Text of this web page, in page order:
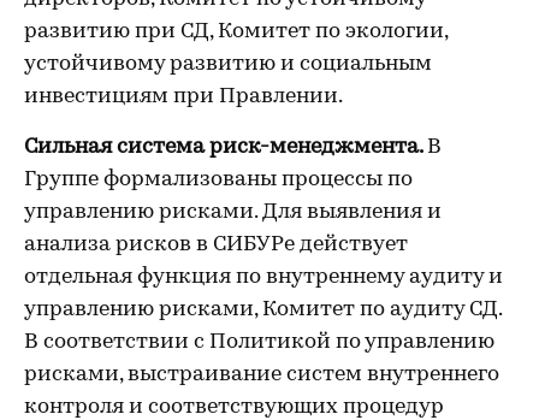
развитию при СД, Комитет по экологии,
устойчивому развитию и социальным
инвестициям при Правлении.
Сильная система риск-менеджмента. В
Группе формализованы процессы по
управлению рисками. Для выявления и
анализа рисков в СИБУРе действует
отдельная функция по внутреннему аудиту и
управлению рисками, Комитет по аудиту СД.
В соответствии с Политикой по управлению
рисками, выстраивание систем внутреннего
контроля и соответствующих процедур